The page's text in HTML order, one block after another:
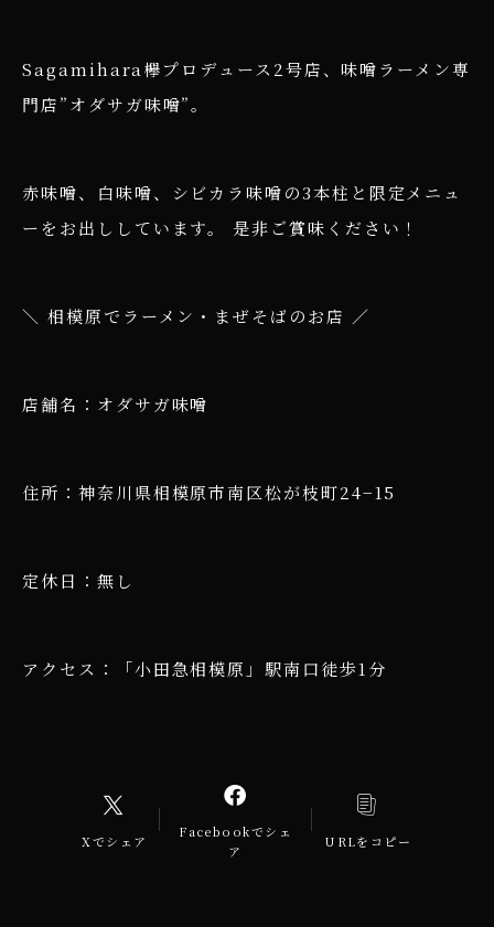
Sagamihara欅プロデュース2号店、味噌ラーメン専
門店”オダサガ味噌”。
赤味噌、白味噌、シビカラ味噌の3本柱と限定メニュ
ーをお出ししています。 是非ご賞味ください！
＼ 相模原でラーメン・まぜそばのお店 ／
店舗名：オダサガ味噌
住所：神奈川県相模原市南区松が枝町24−15
定休日：無し
アクセス：「小田急相模原」駅南口徒歩1分
Xでシェア
Facebookでシェ
ア
URLをコピー